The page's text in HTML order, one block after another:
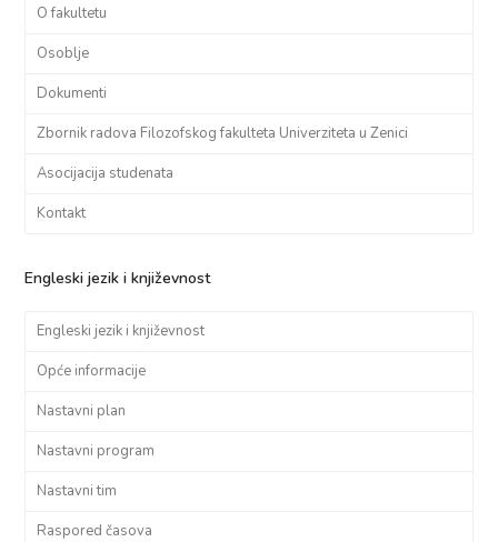
O fakultetu
Osoblje
Dokumenti
Zbornik radova Filozofskog fakulteta Univerziteta u Zenici
Asocijacija studenata
Kontakt
Engleski jezik i književnost
Engleski jezik i književnost
Opće informacije
Nastavni plan
Nastavni program
Nastavni tim
Raspored časova